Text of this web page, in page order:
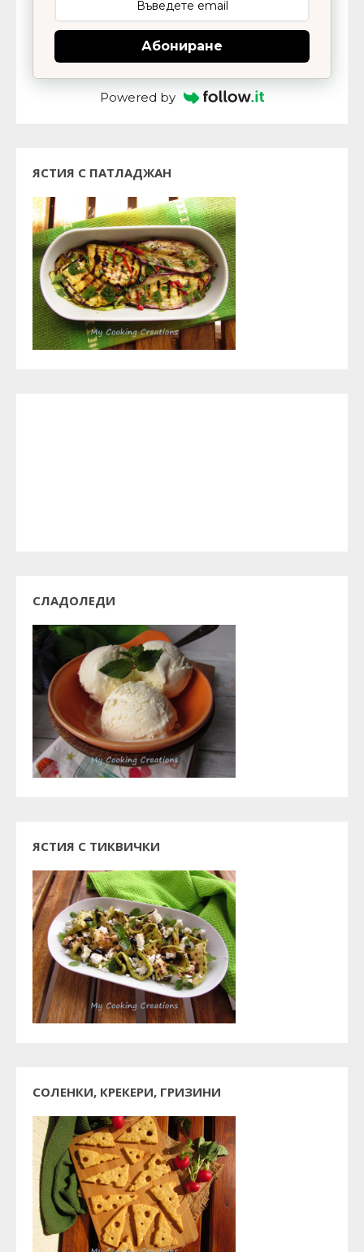
Абониране
Powered by
ЯСТИЯ С ПАТЛАДЖАН
СЛАДОЛЕДИ
ЯСТИЯ С ТИКВИЧКИ
СОЛЕНКИ, КРЕКЕРИ, ГРИЗИНИ